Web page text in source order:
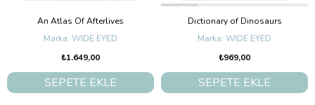
An Atlas Of Afterlives
WIDE EYED
₺1.649,00
SEPETE EKLE
Dictionary of Dinosaurs
WIDE EYED
₺969,00
SEPETE EKLE